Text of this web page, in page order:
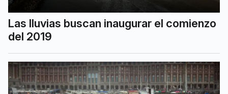
Las lluvias buscan inaugurar el comienzo
del 2019